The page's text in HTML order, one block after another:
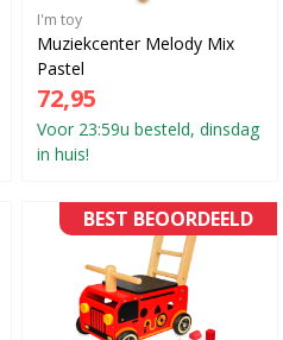
I'm toy
Muziekcenter Melody Mix
Pastel
72,95
Voor 23:59u besteld, dinsdag
in huis!
BEST BEOORDEELD